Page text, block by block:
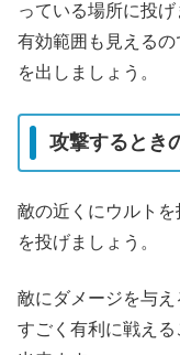
っている場所に投げ
有効範囲も見える
を出しましょう。
攻撃するとき
敵の近くにウルト
を投げましょう。
敵にダメージを与
すごく有利に戦える